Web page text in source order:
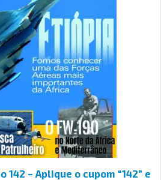
142 – Aplique o cupom “142” e